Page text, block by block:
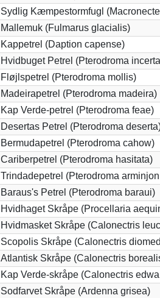
Sydlig Kæmpestormfugl
Mallemuk (Fulmarus glacialis)
Kappetrel (Daption capense)
Hvidbuget Petrel (Pterodroma
Fløjlspetrel (Pterodroma mollis)
Madeirapetrel (Pterodroma madeira)
Kap Verde-petrel (Pterodroma feae)
Desertas Petrel (Pterodroma
Bermudapetrel (Pterodroma cahow)
Cariberpetrel (Pterodroma hasitata)
Trindadepetrel (Pterodroma
Baraus's Petrel (Pterodroma baraui)
Hvidhaget Skråpe (Procellaria
Hvidmasket Skråpe (Calonectris
Scopolis Skråpe (Calonectris
Atlantisk Skråpe (Calonectris
Kap Verde-skråpe (Calonectris
Sodfarvet Skråpe (Ardenna grisea)